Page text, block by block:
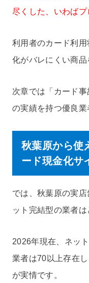
尽くした、いわばプ
利用者のカード利
化がバレにくい商品
次章では「カード事
の実績を持つ優良業
秋葉原から使
ード現金化サ
では、秋葉原の実
ット完結型の業者は
2026年現在、ネッ
業者は70以上存在
が実情です。